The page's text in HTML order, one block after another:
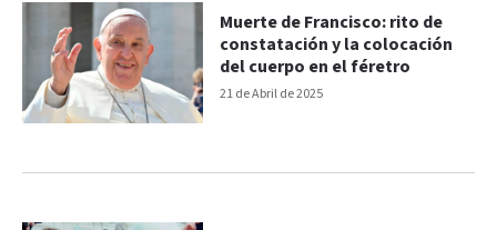
21 de Abril de 2025
Muerte de Francisco: rito de
constatación y la colocación
del cuerpo en el féretro